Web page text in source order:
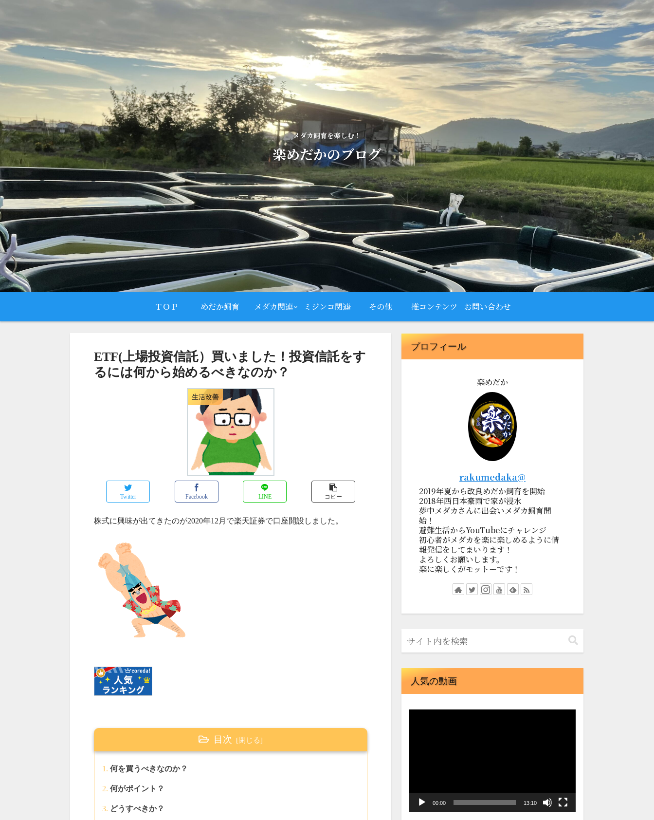
メダカ飼育を楽しむ！
楽めだかのブログ
ＴＯＰ めだか飼育 メダカ関連 ミジンコ関連 その他 推コンテンツ お問い合わせ
ETF(上場投資信託）買いました！投資信託をす
るには何から始めるべきなのか？
生活改善
Twitter Facebook LINE コピー
株式に興味が出てきたのが2020年12月で楽天証券で口座開設しました。
目次
何を買うべきなのか？
何がポイント？
どうすべきか？
プロフィール
楽めだか
rakumedaka@
2019年夏から改良めだか飼育を開始
2018年西日本豪雨で家が浸水
夢中メダカさんに出会いメダカ飼育開
始！
避難生活からYouTubeにチャレンジ
初心者がメダカを楽に楽しめるように情
報発信をしてまいります！
よろしくお願いします。
楽に楽しくがモットーです！
人気の動画
00:00 13:10